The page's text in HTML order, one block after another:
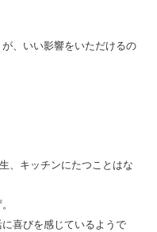
、いい影響をいただけるの
、キッチンにたつことはな
喜びを感じているようで